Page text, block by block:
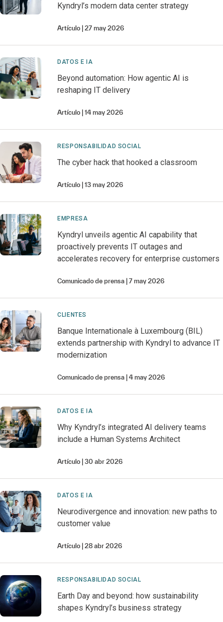
Kyndryl’s modern data center strategy
Artículo 27 may 2026
DATOS E IA
Beyond automation: How agentic AI is
reshaping IT delivery
Artículo 14 may 2026
RESPONSABILIDAD SOCIAL
The cyber hack that hooked a classroom
Artículo 13 may 2026
EMPRESA
Kyndryl unveils agentic AI capability that
proactively prevents IT outages and
accelerates recovery for enterprise customers
Comunicado de prensa 7 may 2026
CLIENTES
Banque Internationale à Luxembourg (BIL)
extends partnership with Kyndryl to advance IT
modernization
Comunicado de prensa 4 may 2026
DATOS E IA
Why Kyndryl’s integrated AI delivery teams
include a Human Systems Architect
Artículo 30 abr 2026
DATOS E IA
Neurodivergence and innovation: new paths to
customer value
Artículo 28 abr 2026
RESPONSABILIDAD SOCIAL
Earth Day and beyond: how sustainability
shapes Kyndryl’s business strategy